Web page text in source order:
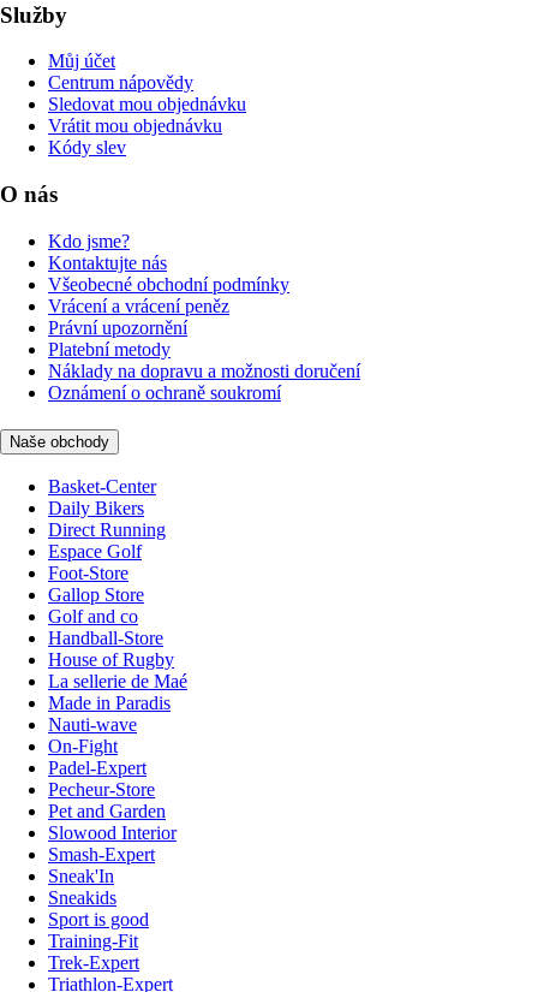
Služby
Můj účet
Centrum nápovědy
Sledovat mou objednávku
Vrátit mou objednávku
Kódy slev
O nás
Kdo jsme?
Kontaktujte nás
Všeobecné obchodní podmínky
Vrácení a vrácení peněz
Právní upozornění
Platební metody
Náklady na dopravu a možnosti doručení
Oznámení o ochraně soukromí
Naše obchody
Basket-Center
Daily Bikers
Direct Running
Espace Golf
Foot-Store
Gallop Store
Golf and co
Handball-Store
House of Rugby
La sellerie de Maé
Made in Paradis
Nauti-wave
On-Fight
Padel-Expert
Pecheur-Store
Pet and Garden
Slowood Interior
Smash-Expert
Sneak'In
Sneakids
Sport is good
Training-Fit
Trek-Expert
Triathlon-Expert